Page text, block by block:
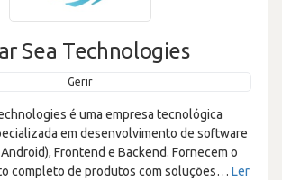
Sea Technologies
Gerir
é uma empresa tecnológica
em desenvolvimento de software
Frontend e Backend. Fornecem o
completo de produtos com soluções… Ler